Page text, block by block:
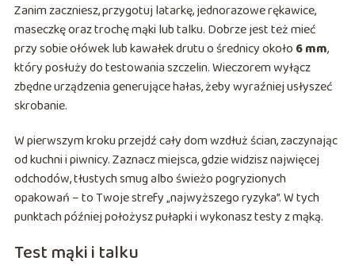
Zanim zaczniesz, przygotuj latarkę, jednorazowe rękawice,
maseczkę oraz trochę mąki lub talku. Dobrze jest też mieć
przy sobie ołówek lub kawałek drutu o średnicy około 6 mm,
który posłuży do testowania szczelin. Wieczorem wyłącz
zbędne urządzenia generujące hałas, żeby wyraźniej usłyszeć
skrobanie.
W pierwszym kroku przejdź cały dom wzdłuż ścian, zaczynając
od kuchni i piwnicy. Zaznacz miejsca, gdzie widzisz najwięcej
odchodów, tłustych smug albo świeżo pogryzionych
opakowań – to Twoje strefy „najwyższego ryzyka”. W tych
punktach później położysz pułapki i wykonasz testy z mąką.
Test mąki i talku